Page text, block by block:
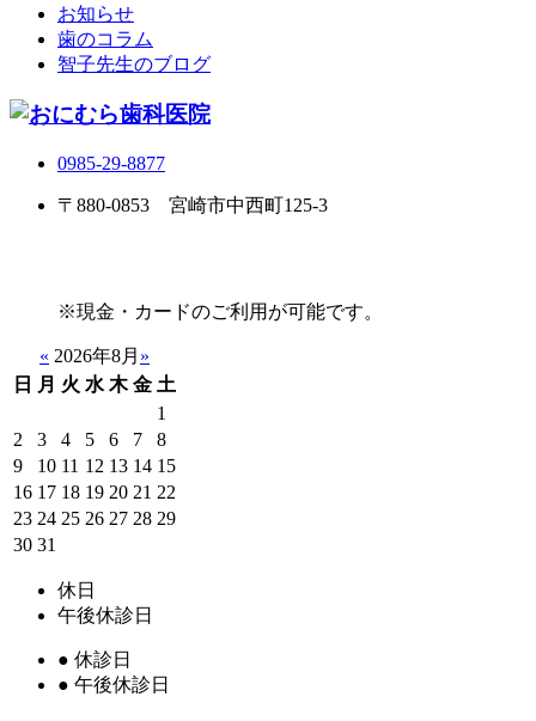
お知らせ
歯のコラム
智子先生のブログ
0985-29-8877
〒880-0853 宮崎市中西町125-3
※現金・カードのご利用が可能です。
« 2026年8月 »
日
月 火 水 木 金 土
1
2
3 4 5 6 7
8
9
10 11 12 13 14 15
16 17 18 19 20 21 22
23 24 25 26 27 28 29
30 31
休日
午後休診日
● 休診日
● 午後休診日